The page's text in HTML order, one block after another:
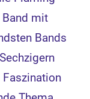
mit
Bands
Faszination